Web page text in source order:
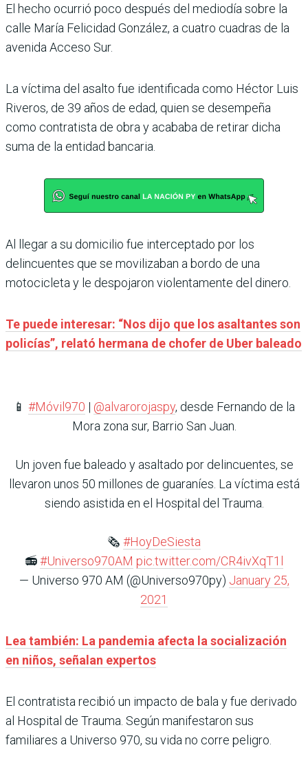
El hecho ocurrió poco después del mediodía sobre la
calle María Felicidad González, a cuatro cuadras de la
avenida Acceso Sur.
La víctima del asalto fue identificada como Héctor Luis
Riveros, de 39 años de edad, quien se desempeña
como contratista de obra y acababa de retirar dicha
suma de la entidad bancaria.
Al llegar a su domicilio fue interceptado por los
delincuentes que se movilizaban a bordo de una
motocicleta y le despojaron violentamente del dinero.
Te puede interesar: “Nos dijo que los asaltantes son
policías”, relató hermana de chofer de Uber baleado
📱 #Móvil970 | @alvarorojaspy, desde Fernando de la
Mora zona sur, Barrio San Juan.
Un joven fue baleado y asaltado por delincuentes, se
llevaron unos 50 millones de guaraníes. La víctima está
siendo asistida en el Hospital del Trauma.
🗞 #HoyDeSiesta
📻#Universo970AM pic.twitter.com/CR4ivXqT1l
— Universo 970 AM (@Universo970py) January 25,
2021
Lea también: La pandemia afecta la socialización
en niños, señalan expertos
El contratista recibió un impacto de bala y fue derivado
al Hospital de Trauma. Según manifestaron sus
familiares a Universo 970, su vida no corre peligro.